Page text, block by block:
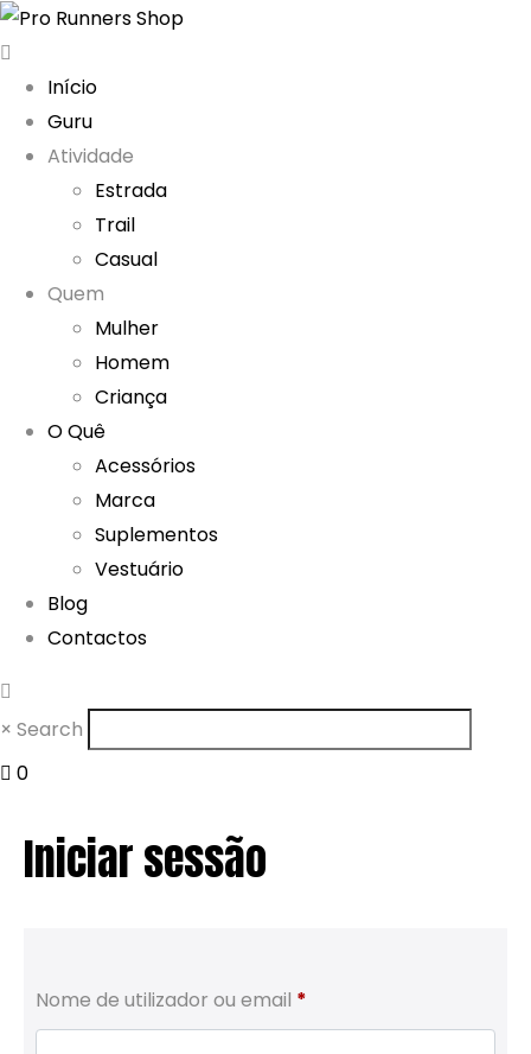
Início
Guru
Atividade
Estrada
Trail
Casual
Quem
Mulher
Homem
Criança
O Quê
Acessórios
Marca
Suplementos
Vestuário
Blog
Contactos
× Search
0
Iniciar sessão
Nome de utilizador ou email *